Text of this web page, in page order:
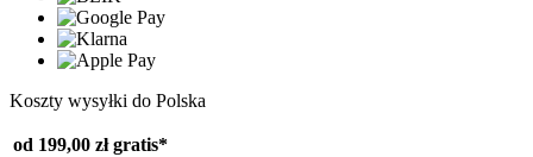
Koszty wysyłki do Polska
od 199,00 zł gratis*